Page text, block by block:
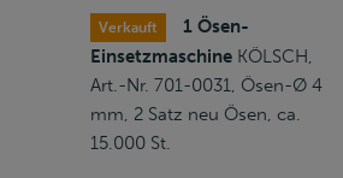
Verkauft
1 Ösen-
Einsetzmaschine KÖLSCH,
Art.-Nr. 701-0031, Ösen-Ø 4
mm, 2 Satz neu Ösen, ca.
15.000 St.